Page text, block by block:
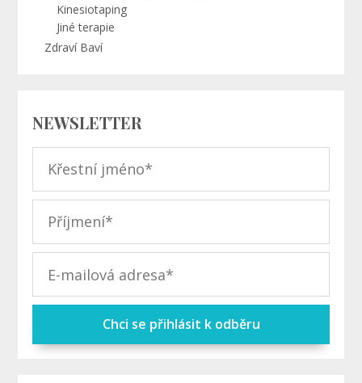
Kinesiotaping
Jiné terapie
Zdraví Baví
NEWSLETTER
Chci se přihlásit k odběru